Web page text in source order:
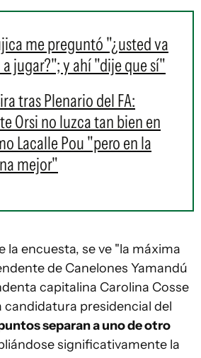
me preguntó "¿usted va
jugar?"; y ahí "dije que sí"
tras Plenario del FA:
Orsi no luzca tan bien en
Lacalle Pou "pero en la
mejor"
la encuesta, se ve "la máxima
de Canelones Yamandú
capitalina Carolina Cosse
candidatura presidencial del
separan a uno de otro
significativamente la